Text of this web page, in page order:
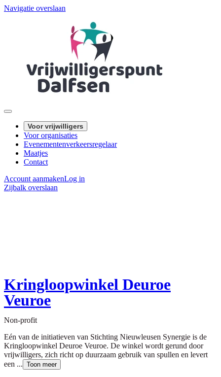
Navigatie overslaan
Voor vrijwilligers
Voor organisaties
Evenementenverkeersregelaar
Maatjes
Contact
Account aanmakenLog in
Zijbalk overslaan
Kringloopwinkel Deuroe
Veuroe
Non-profit
Eén van de initiatieven van Stichting Nieuwleusen Synergie is de
Kringloopwinkel Deuroe Veuroe. De winkel wordt gerund door
vrijwilligers, zich richt op duurzaam gebruik van spullen en levert
een ... Toon meer